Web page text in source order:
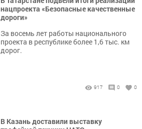
нацпроекта «Безопасные качественные
дороги»
За восемь лет работы национального
проекта в республике более 1,6 тыс. км
дорог.
917 0 0
В Казань доставили выставку